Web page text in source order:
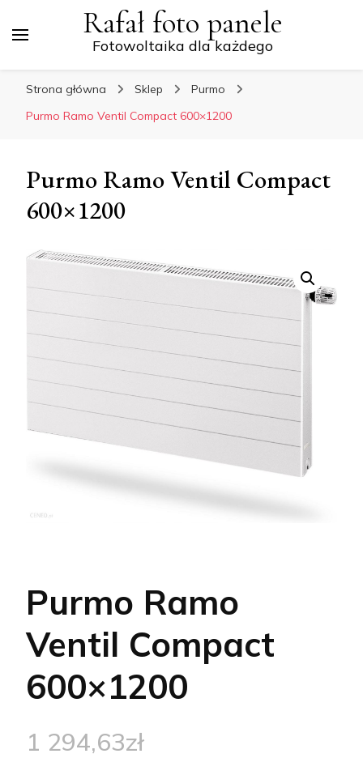
Rafał foto panele
Fotowoltaika dla każdego
Strona główna Sklep
Purmo
Purmo Ramo Ventil Compact 600×1200
Purmo Ramo Ventil Compact
600×1200
Purmo Ramo
Ventil Compact
600×1200
1 294,63zł